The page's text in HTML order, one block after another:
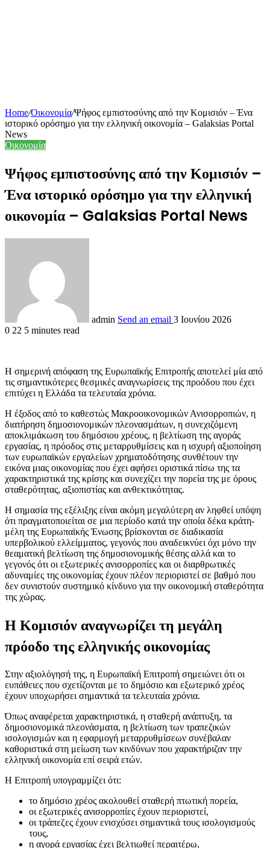
Home/Οικονομία/Ψήφος εμπιστοσύνης από την Κομισιόν – Ένα
ιστορικό ορόσημο για την ελληνική οικονομία – Galaksias Portal
News
Οικονομία
Ψήφος εμπιστοσύνης από την Κομισιόν –
Ένα ιστορικό ορόσημο για την ελληνική
οικονομία – Galaksias Portal News
admin Send an email 3 Ιουνίου 2026
0 22 5 minutes read
Η σημερινή απόφαση της Ευρωπαϊκής Επιτροπής αποτελεί μία από
τις σημαντικότερες θεσμικές αναγνωρίσεις της προόδου που έχει
επιτύχει η Ελλάδα τα τελευταία χρόνια.
Η έξοδος από το καθεστώς Μακροοικονομικών Ανισορροπιών, η
διατήρηση δημοσιονομικών πλεονασμάτων, η συνεχιζόμενη
αποκλιμάκωση του δημόσιου χρέους, η βελτίωση της αγοράς
εργασίας, η πρόοδος στις μεταρρυθμίσεις και η ισχυρή αξιοποίηση
των ευρωπαϊκών εργαλείων χρηματοδότησης συνθέτουν την
εικόνα μιας οικονομίας που έχει αφήσει οριστικά πίσω της τα
χαρακτηριστικά της κρίσης και συνεχίζει την πορεία της με όρους
σταθερότητας, αξιοπιστίας και ανθεκτικότητας.
Η σημασία της εξέλιξης είναι ακόμη μεγαλύτερη αν ληφθεί υπόψη
ότι πραγματοποιείται σε μια περίοδο κατά την οποία δέκα κράτη-
μέλη της Ευρωπαϊκής Ένωσης βρίσκονται σε διαδικασία
υπερβολικού ελλείμματος, γεγονός που αναδεικνύει όχι μόνο την
θεαματική βελτίωση της δημοσιονομικής θέσης αλλά και το
γεγονός ότι οι εξωτερικές ανισορροπίες και οι διαρθρωτικές
αδυναμίες της οικονομίας έχουν πλέον περιοριστεί σε βαθμό που
δεν συνιστούν συστημικό κίνδυνο για την οικονομική σταθερότητα
της χώρας.
Η Κομισιόν αναγνωρίζει τη μεγάλη
πρόοδο της ελληνικής οικονομίας
Στην αξιολόγησή της, η Ευρωπαϊκή Επιτροπή σημειώνει ότι οι
ευπάθειες που σχετίζονται με το δημόσιο και εξωτερικό χρέος
έχουν υποχωρήσει σημαντικά τα τελευταία χρόνια.
Όπως αναφέρεται χαρακτηριστικά, η σταθερή ανάπτυξη, τα
δημοσιονομικά πλεονάσματα, η βελτίωση των τραπεζικών
ισολογισμών και η εφαρμογή μεταρρυθμίσεων συνέβαλαν
καθοριστικά στη μείωση των κινδύνων που χαρακτήριζαν την
ελληνική οικονομία επί σειρά ετών.
Η Επιτροπή υπογραμμίζει ότι:
το δημόσιο χρέος ακολουθεί σταθερή πτωτική πορεία,
οι εξωτερικές ανισορροπίες έχουν περιοριστεί,
οι τράπεζες έχουν ενισχύσει σημαντικά τους ισολογισμούς
τους,
η αγορά εργασίας έχει βελτιωθεί περαιτέρω,